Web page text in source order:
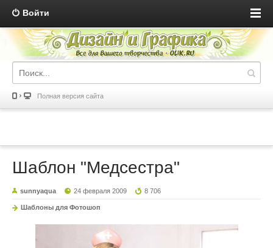
Войти
Полная версия сайта
Шаблон "Медсестра"
sunnyaqua 24 февраля 2009 8 706
Шаблоны для Фотошоп